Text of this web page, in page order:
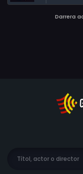
Darrera